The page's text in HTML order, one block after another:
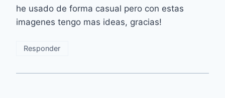
he usado de forma casual pero con estas
imagenes tengo mas ideas, gracias!
Responder